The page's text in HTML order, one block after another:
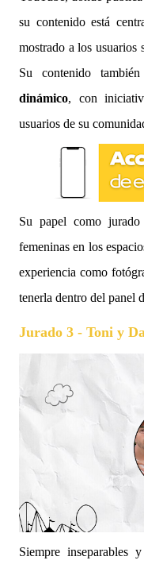
su contenido está
mostrado a los usuarios
Su contenido
dinámico, con
usuarios de su
Su papel como
femeninas en los
experiencia como
tenerla dentro del panel
Jurado 3 - Toni y
Siempre